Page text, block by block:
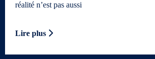
réalité n’est pas aussi
Lire plus